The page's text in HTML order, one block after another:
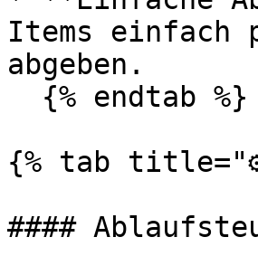
Items
abgeben.
{% tab title="⚙️
####